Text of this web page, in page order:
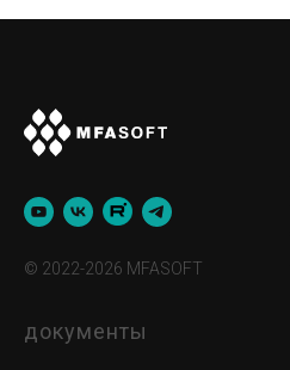
© 2022-2026 MFASOFT
документы